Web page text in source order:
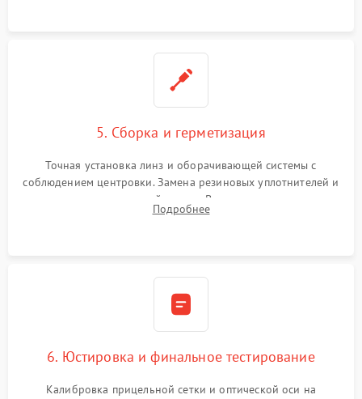
5. Сборка и герметизация
Точная установка линз и оборачивающей системы с
соблюдением центровки. Замена резиновых уплотнителей и
нанесение влагозащитной смазки. Вакуумирование корпуса
и заполнение его осушенным азотом или аргоном для
Подробнее
6. Юстировка и финальное тестирование
Калибровка прицельной сетки и оптической оси на